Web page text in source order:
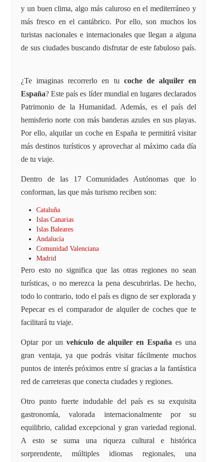
y un buen clima, algo más caluroso en el mediterráneo y
más fresco en el cantábrico. Por ello, son muchos los
turistas nacionales e internacionales que llegan a alguna
de sus ciudades buscando disfrutar de este fabuloso país.
¿Te imaginas recorrerlo en tu coche de alquiler en
España? Este país es líder mundial en lugares declarados
Patrimonio de la Humanidad. Además, es el país del
hemisferio norte con más banderas azules en sus playas.
Por ello, alquilar un coche en España te permitirá visitar
más destinos turísticos y aprovechar al máximo cada día
de tu viaje.
Dentro de las 17 Comunidades Autónomas que lo
conforman, las que más turismo reciben son:
Cataluña
Islas Canarias
Islas Baleares
Andalucía
Comunidad Valenciana
Madrid
Pero esto no significa que las otras regiones no sean
turísticas, o no merezca la pena descubrirlas. De hecho,
todo lo contrario, todo el país es digno de ser explorada y
Pepecar es el comparador de alquiler de coches que te
facilitará tu viaje.
Optar por un vehículo de alquiler en España es una
gran ventaja, ya que podrás visitar fácilmente muchos
puntos de interés próximos entre sí gracias a la fantástica
red de carreteras que conecta ciudades y regiones.
Otro punto fuerte indudable del país es su exquisita
gastronomía, valorada internacionalmente por su
equilibrio, calidad excepcional y gran variedad regional.
A esto se suma una riqueza cultural e histórica
sorprendente, múltiples idiomas regionales, una